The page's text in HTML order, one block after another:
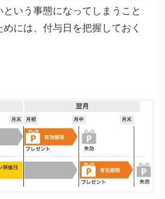
いう事態になってしまうこと
には、付与日を把握しておく